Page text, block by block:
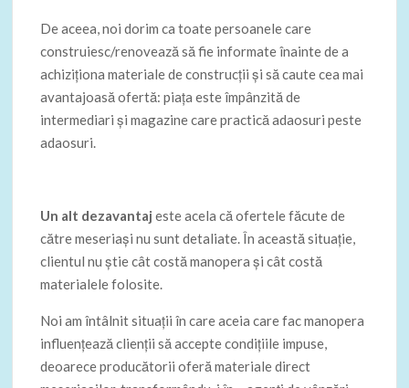
De aceea, noi dorim ca toate persoanele care
construiesc/renovează să fie informate înainte de a
achiziționa materiale de construcții și să caute cea mai
avantajoasă ofertă: piața este împânzită de
intermediari și magazine care practică adaosuri peste
adaosuri.
Un alt dezavantaj este acela că ofertele făcute de
către meseriași nu sunt detaliate. În această situație,
clientul nu știe cât costă manopera și cât costă
materialele folosite.
Noi am întâlnit situații în care aceia care fac manopera
influențează clienții să accepte condițiile impuse,
deoarece producătorii oferă materiale direct